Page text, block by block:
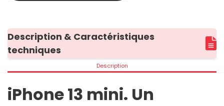
Description & Caractéristiques
techniques
Description
iPhone 13 mini. Un